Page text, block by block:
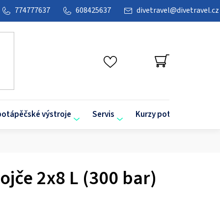
divetravel@divetravel.cz
608425637
774777637
NÁKUPNÍ
KOŠÍK
výstroje Servis Kurzy potápění
2x8 L (300 bar)